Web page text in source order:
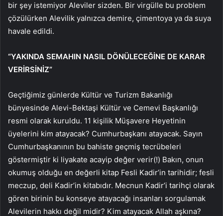
bir şey istemiyor Aleviler sizden. Bir virgülle bu problem
çözülürken Alevilik yalnızca demire, çimentoya ya da suya
havale edildi.
“YAKINDA SEMAHIN NASIL DÖNÜLECEĞİNE DE KARAR
VERİRSİNİZ”
Geçtiğimiz günlerde Kültür ve Turizm Bakanlığı
bünyesinde Alevi-Bektaşi Kültür ve Cemevi Başkanlığı
resmi olarak kuruldu. 11 kişilik Müşavere Heyetinin
üyelerini kim atayacak? Cumhurbaşkanı atayacak. Sayın
Cumhurbaşkanının bu bahiste geçmiş tecrübeleri
göstermiştir ki liyakate acayip değer verir(!) Bakın, onun
okumuş olduğu en değerli kitap Fesli Kadir’in tarihidir; fesli
meczup, deli Kadir’in kitabıdır. Mecnun Kadir’i tarihçi olarak
gören birinin bu konseye atayacağı insanları sorgulamak
Alevilerin hakkı değil midir? Kim atayacak Allah aşkına?